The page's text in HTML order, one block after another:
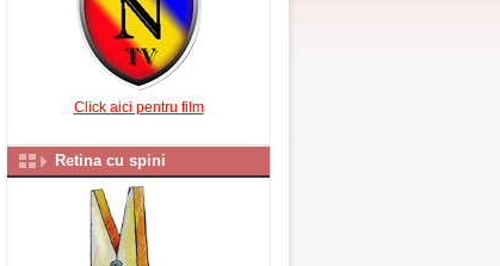
Click aici pentru film
Retina cu spini